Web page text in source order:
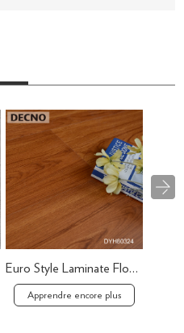
Euro Style Laminate Flooring Wood Plank Flooring
Apprendre encore plus